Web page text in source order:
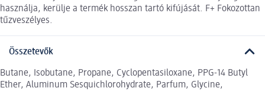
használja, kerülje a termék hosszan tartó kifújását. F+ Fokozottan
tűzveszélyes.
Összetevők
Butane, Isobutane, Propane, Cyclopentasiloxane, PPG-14 Butyl
Ether, Aluminum Sesquichlorohydrate, Parfum, Glycine,